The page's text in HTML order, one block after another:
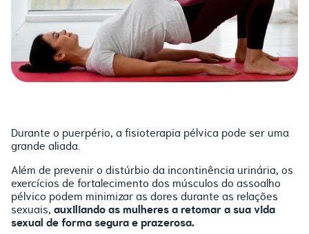
Durante o puerpério, a fisioterapia pélvica pode ser uma
grande aliada.
Além de prevenir o distúrbio da incontinência urinária, os
exercícios de fortalecimento dos músculos do assoalho
pélvico podem minimizar as dores durante as relações
sexuais,auxiliando as mulheres a retomar a sua vida
sexual de forma segura e prazerosa.